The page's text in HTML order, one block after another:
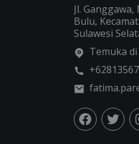
Jl.
Bulu,
Sulawesi
Temuka